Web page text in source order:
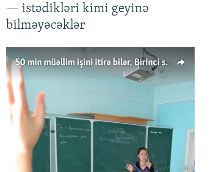
— istədikləri kimi geyinə
bilməyəcəklər
50 min müəllim işini itirə bilər. Birinci sinfə gedənlər azalır